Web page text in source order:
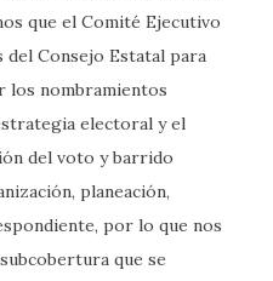
que el Comité Ejecutivo
del Consejo Estatal para
los nombramientos
electoral y el
del voto y barrido
planeación,
por lo que nos
que se